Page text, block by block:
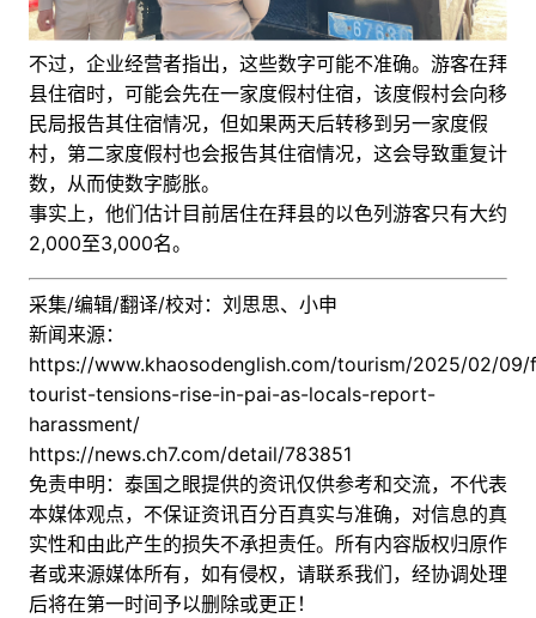
不过，企业经营者指出，这些数字可能不准确。游客在拜
县住宿时，可能会先在一家度假村住宿，该度假村会向移
民局报告其住宿情况，但如果两天后转移到另一家度假
村，第二家度假村也会报告其住宿情况，这会导致重复计
数，从而使数字膨胀。
事实上，他们估计目前居住在拜县的以色列游客只有大约
2,000至3,000名。
采集/编辑/翻译/校对：刘思思、小申
新闻来源：
https://www.khaosodenglish.com/tourism/2025/02/
tourist-tensions-rise-in-pai-as-locals-report-
harassment/
https://news.ch7.com/detail/783851
免责申明：泰国之眼提供的资讯仅供参考和交流，不代表
本媒体观点，不保证资讯百分百真实与准确，对信息的真
实性和由此产生的损失不承担责任。所有内容版权归原作
者或来源媒体所有，如有侵权，请联系我们，经协调处理
后将在第一时间予以删除或更正！